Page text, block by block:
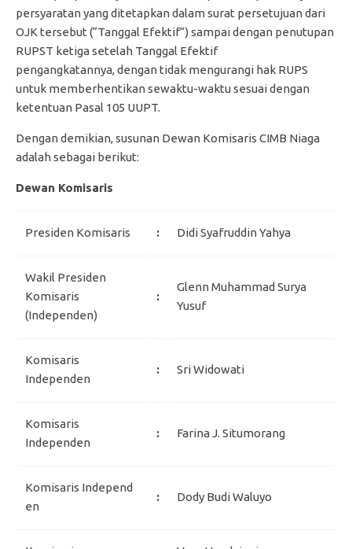
persyaratan yang ditetapkan dalam surat persetujuan dari
OJK tersebut (“Tanggal Efektif”) sampai dengan penutupan
RUPST ketiga setelah Tanggal Efektif
pengangkatannya, dengan tidak mengurangi hak RUPS
untuk memberhentikan sewaktu-waktu sesuai dengan
ketentuan Pasal 105 UUPT.
Dengan demikian, susunan Dewan Komisaris CIMB Niaga
adalah sebagai berikut:
Dewan Komisaris
Presiden Komisaris : Didi Syafruddin Yahya
Wakil Presiden
Komisaris
(Independen)
:
Glenn Muhammad Surya
Yusuf
Komisaris
Independen
: Sri Widowati
Komisaris
Independen
: Farina J. Situmorang
Komisaris Independ
en
: Dody Budi Waluyo